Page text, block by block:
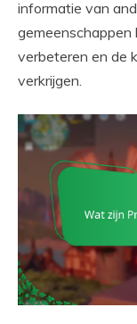
informatie van
gemeenschappen
verbeteren en de
verkrijgen.